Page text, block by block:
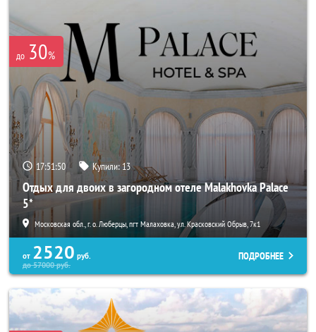
до 30%
17:51:47 Купили: 13
Отдых для двоих в загородном отеле Malakhovka Palace
5*
Московская обл., г. о. Люберцы, пгт Малаховка, ул. Красковский Обрыв, 7к1
от 2520 руб.
до57000руб.
ПОДРОБНЕЕ